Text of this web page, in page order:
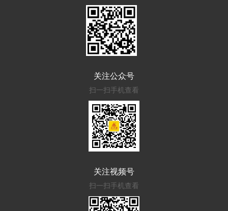
关注公众号
扫一扫手机查看
关注视频号
扫一扫手机查看